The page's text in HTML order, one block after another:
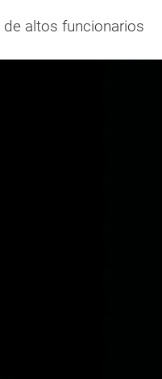
de altos funcionarios